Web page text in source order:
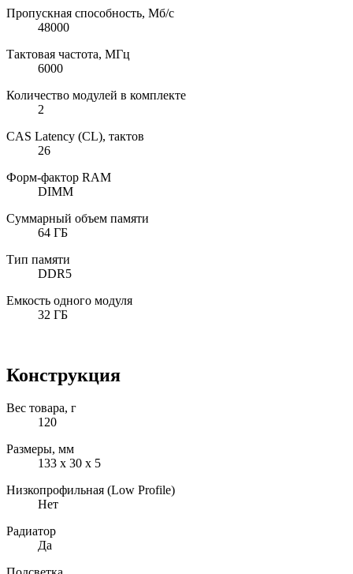
Пропускная способность, Мб/с
48000
Тактовая частота, МГц
6000
Количество модулей в комплекте
2
CAS Latency (CL), тактов
26
Форм-фактор RAM
DIMM
Суммарный объем памяти
64 ГБ
Тип памяти
DDR5
Емкость одного модуля
32 ГБ
Конструкция
Вес товара, г
120
Размеры, мм
133 х 30 х 5
Низкопрофильная (Low Profile)
Нет
Радиатор
Да